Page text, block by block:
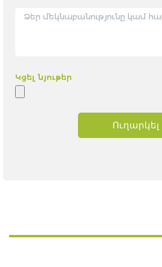
Կցել նյութեր
Ուղարկել